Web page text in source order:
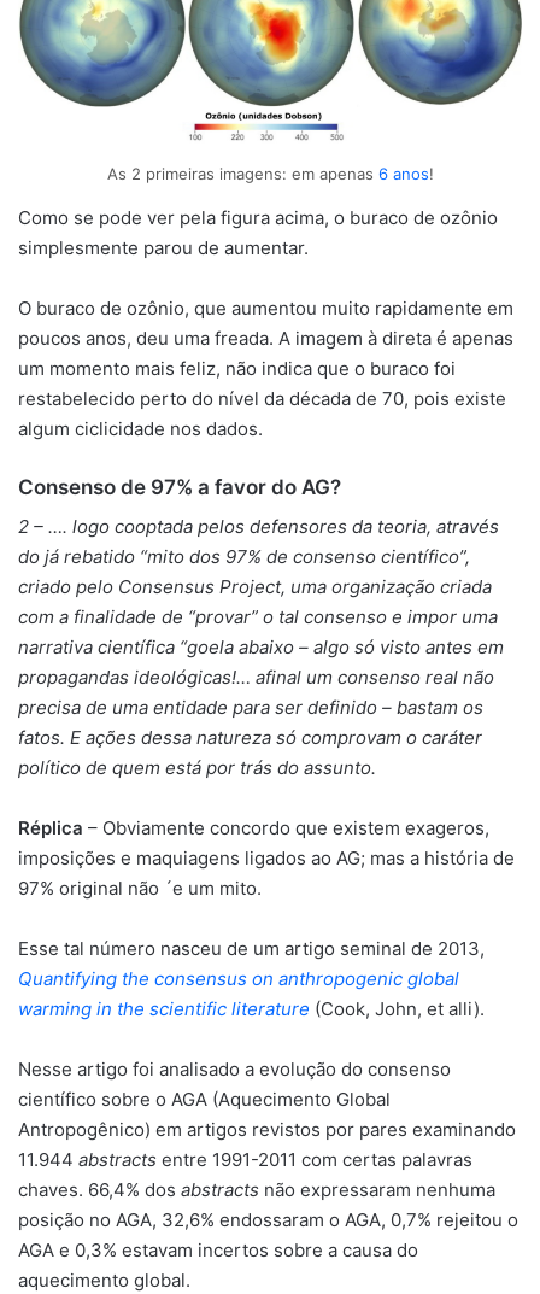
As 2 primeiras imagens: em apenas 6 anos!
Como se pode ver pela figura acima, o buraco de ozônio
simplesmente parou de aumentar.
O buraco de ozônio, que aumentou muito rapidamente em
poucos anos, deu uma freada. A imagem à direta é apenas
um momento mais feliz, não indica que o buraco foi
restabelecido perto do nível da década de 70, pois existe
algum ciclicidade nos dados.
Consenso de 97% a favor do AG?
2 – …. logo cooptada pelos defensores da teoria, através
do já rebatido “mito dos 97% de consenso científico”,
criado pelo Consensus Project, uma organização criada
com a finalidade de “provar” o tal consenso e impor uma
narrativa científica “goela abaixo – algo só visto antes em
propagandas ideológicas!… afinal um consenso real não
precisa de uma entidade para ser definido – bastam os
fatos. E ações dessa natureza só comprovam o caráter
político de quem está por trás do assunto.
Réplica – Obviamente concordo que existem exageros,
imposições e maquiagens ligados ao AG; mas a história de
97% original não ´e um mito.
Esse tal número nasceu de um artigo seminal de 2013,
Quantifying the consensus on anthropogenic global
warming in the scientific literature (Cook, John, et alli).
Nesse artigo foi analisado a evolução do consenso
científico sobre o AGA (Aquecimento Global
Antropogênico) em artigos revistos por pares examinando
11.944 abstracts entre 1991-2011 com certas palavras
chaves. 66,4% dos abstracts não expressaram nenhuma
posição no AGA, 32,6% endossaram o AGA, 0,7% rejeitou o
AGA e 0,3% estavam incertos sobre a causa do
aquecimento global.